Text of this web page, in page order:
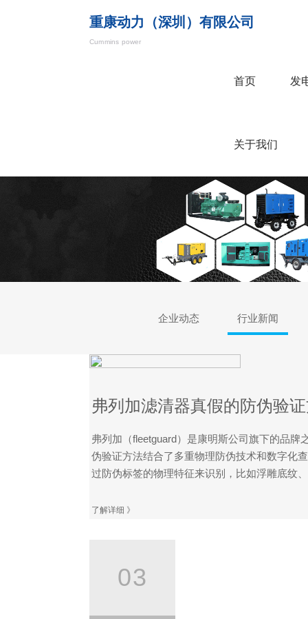
重康动力（深圳）有限公司
Cummins power
首页 发
关于我们
企业动态 行业新闻
弗列加滤清器真假的防伪验
弗列加（fleetguard）是康明斯公司旗下的品
伪验证方法结合了多重物理防伪技术和数字化
过防伪标签的物理特征来识别，比如浮雕底纹
了解详细 》
03